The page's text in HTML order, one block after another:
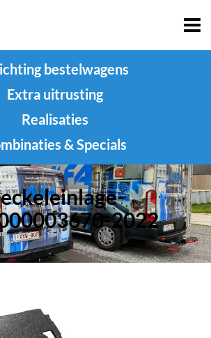
bestelwagens
Extra uitrusting
Realisaties
& Specials
2022